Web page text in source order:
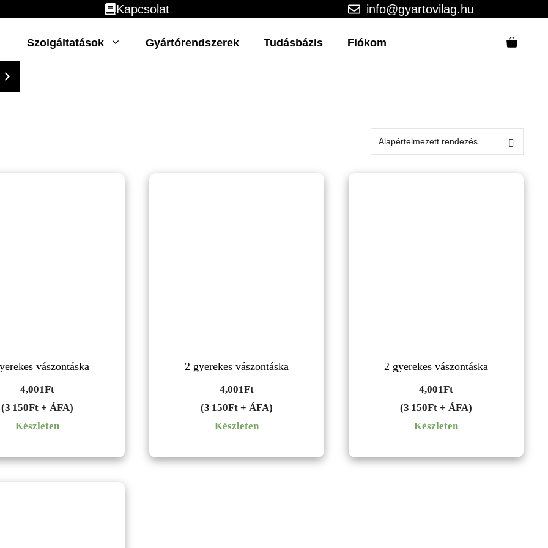
Kapcsolat info@gyartovilag.hu
Szolgáltatások Gyártórendszerek Tudásbázis Fiókom
vászontáska
4,001Ft
(3 150Ft + ÁFA)
Készleten
2 gyerekes vászontáska
4,001Ft
(3 150Ft + ÁFA)
Készleten
2 gyerekes vászontáska
4,001Ft
(3 150Ft + ÁFA)
Készleten